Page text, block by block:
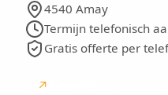
4540 Amay
Termijn telefonisch
Gratis offerte per
↗